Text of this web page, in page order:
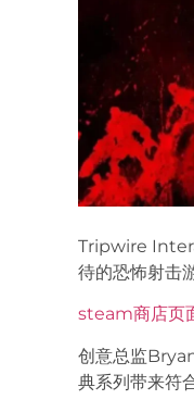
Tripwire
待的恐怖射击
steam商店页
创意总监
典系列带来符